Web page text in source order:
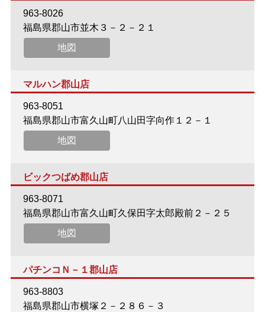
963-8026
福島県郡山市並木３－２－２１
地図
マルハン郡山店
963-8051
福島県郡山市富久山町八山田字向作１２－１
地図
ビックつばめ郡山店
963-8071
福島県郡山市富久山町久保田字太郎殿前２－２５
地図
パチンコＮ－１郡山店
963-8803
福島県郡山市横塚２－２８６－３